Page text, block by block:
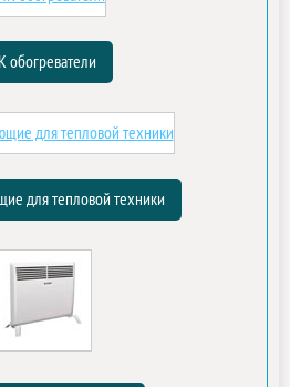
обогреватели
для тепловой техники